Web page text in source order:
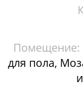
Помещение:
для пола,